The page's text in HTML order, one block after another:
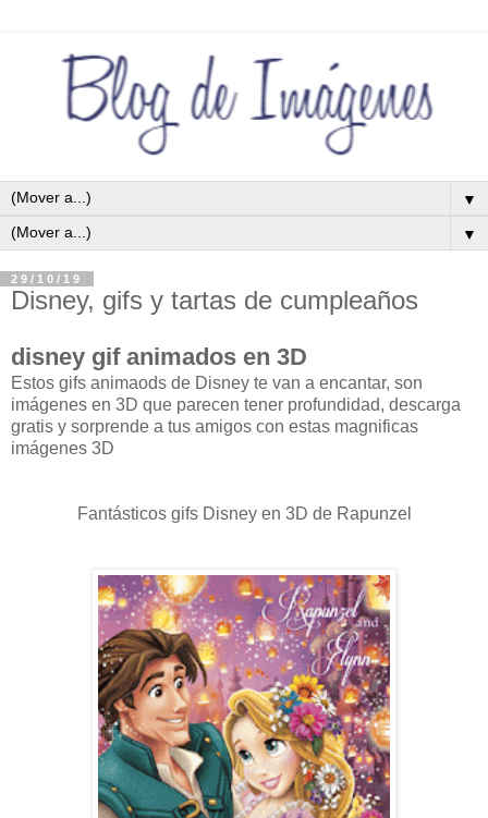
▼
▼
29/10/19
Disney, gifs y tartas de cumpleaños
disney gif animados en 3D
Estos gifs animaods de Disney te van a encantar, son
imágenes en 3D que parecen tener profundidad, descarga
gratis y sorprende a tus amigos con estas magnificas
imágenes 3D
Fantásticos gifs Disney en 3D de Rapunzel